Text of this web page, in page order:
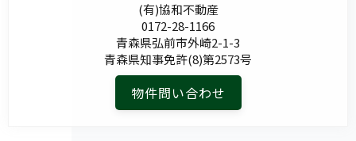
(有)協和不動産
0172-28-1166
青森県弘前市外崎2-1-3
青森県知事免許(8)第2573号
物件問い合わせ